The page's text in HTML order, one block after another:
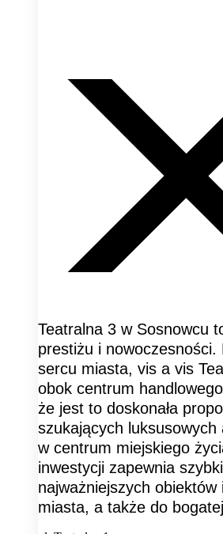
Teatralna 3 w Sosnowcu
prestiżu i nowoczesności.
sercu miasta, vis a vis
obok centrum
że jest to doskonała
szukających luksusowych
w centrum miejskiego
inwestycji zapewnia
najważniejszych obiektów
miasta, a także do